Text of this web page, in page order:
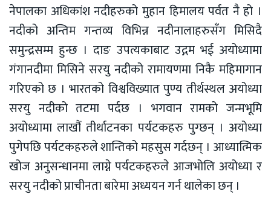
नेपालका अधिकांश नदीहरुको मुहान हिमालय पर्वत नै हो ।
नदीको अन्तिम गन्तव्य विभिन्न नदीनालाहरुसँग मिसिदै
समुन्द्रसम्म हुन्छ । दाङ उपत्यकाबाट उद्गम भई अयोध्यामा
गंगानदीमा मिसिने सरयु नदीको रामायणमा निकै महिमागान
गरिएको छ । भारतको विश्वविख्यात पुण्य तीर्थस्थल अयोध्या
सरयु नदीको तटमा पर्दछ । भगवान रामको जन्मभूमि
अयोध्यामा लाखौं तीर्थाटनका पर्यटकहरु पुग्छन् । अयोध्या
पुगेपछि पर्यटकहरुले शान्तिको महसुस गर्दछन् । आध्यात्मिक
खोज अनुसन्धानमा लाग्ने पर्यटकहरुले आजभोलि अयोध्या र
सरयु नदीको प्राचीनता बारेमा अध्ययन गर्न थालेका छन् ।